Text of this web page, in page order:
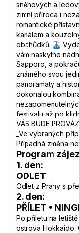
sněhových a
zimní příroda i
romantické
kanálem a
obchůdků. 🚠
vám naskytne
Sapporo, a
známého svou
panoramaty a
dokonalou
festivalu až po
VÁS BUDE
_Ve vybraných
Případná změna
Program
1. den:
ODLET
Odlet z Prahy s
2. den:
PŘÍLET •
Po příletu na
ostrova Hokkaido.